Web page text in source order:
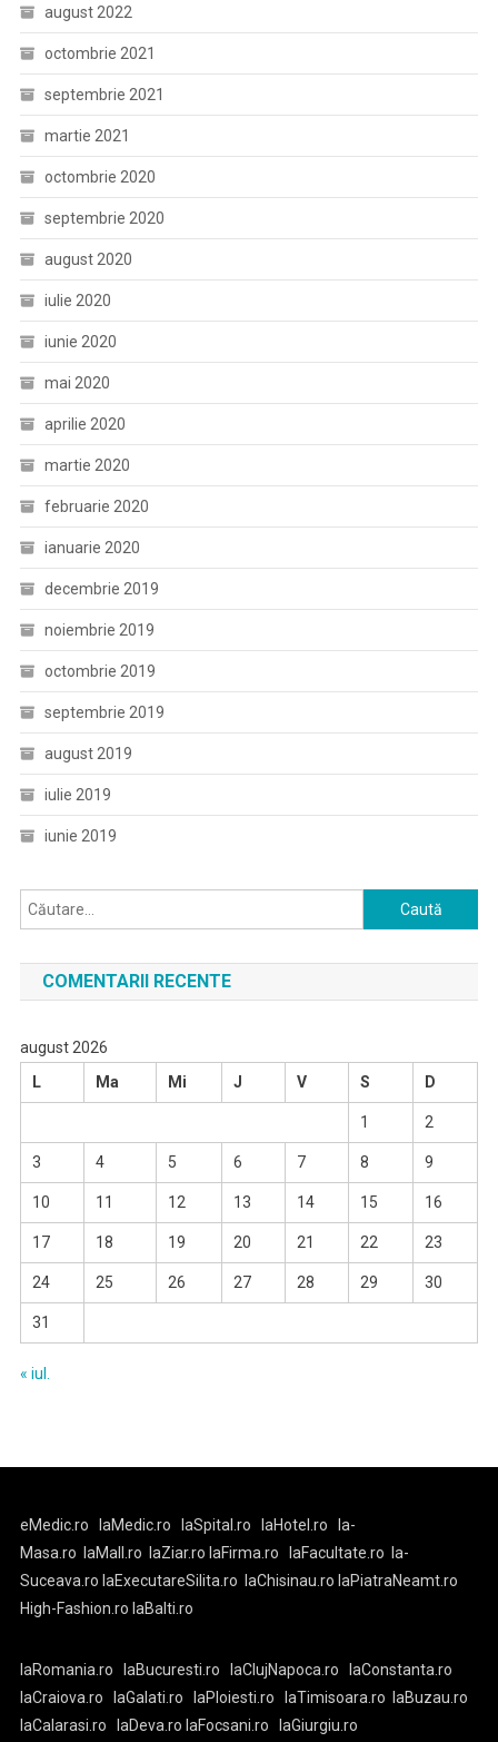
august 2022
octombrie 2021
septembrie 2021
martie 2021
octombrie 2020
septembrie 2020
august 2020
iulie 2020
iunie 2020
mai 2020
aprilie 2020
martie 2020
februarie 2020
ianuarie 2020
decembrie 2019
noiembrie 2019
octombrie 2019
septembrie 2019
august 2019
iulie 2019
iunie 2019
Caută
după:
COMENTARII RECENTE
august 2026
L
Ma Mi J V S D
1 2
3 4 5 6 7 8 9
10 11 12 13 14 15 16
17 18 19 20 21 22 23
24 25 26 27 28 29 30
31
« iul.
eMedic.ro laMedic.ro laSpital.ro laHotel.ro
la-
Masa.ro
laMall.ro laZiar.ro laFirma.ro laFacultate.ro
la-
Suceava.ro laExecutareSilita.ro laChisinau.ro laPiatraNeamt.ro
High-Fashion.ro laBalti.ro
laRomania.ro laBucuresti.ro laClujNapoca.ro
laConstanta.ro
laCraiova.ro
laGalati.ro laPloiesti.ro laTimisoara.ro
laBuzau.ro
laCalarasi.ro
laDeva.ro laFocsani.ro laGiurgiu.ro